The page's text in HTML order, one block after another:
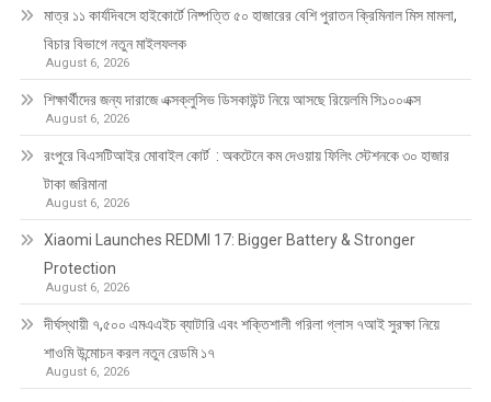
মাত্র ১১ কার্যদিবসে হাইকোর্টে নিষ্পত্তি ৫০ হাজারের বেশি পুরাতন ক্রিমিনাল মিস মামলা,
বিচার বিভাগে নতুন মাইলফলক
August 6, 2026
শিক্ষার্থীদের জন্য দারাজে এক্সক্লুসিভ ডিসকাউন্ট নিয়ে আসছে রিয়েলমি সি১০০এক্স
August 6, 2026
রংপুরে বিএসটিআইর মোবাইল কোর্ট : অকটেনে কম দেওয়ায় ফিলিং স্টেশনকে ৩০ হাজার
টাকা জরিমানা
August 6, 2026
Xiaomi Launches REDMI 17: Bigger Battery & Stronger
Protection
August 6, 2026
দীর্ঘস্থায়ী ৭,৫০০ এমএএইচ ব্যাটারি এবং শক্তিশালী গরিলা গ্লাস ৭আই সুরক্ষা নিয়ে
শাওমি উন্মোচন করল নতুন রেডমি ১৭
August 6, 2026